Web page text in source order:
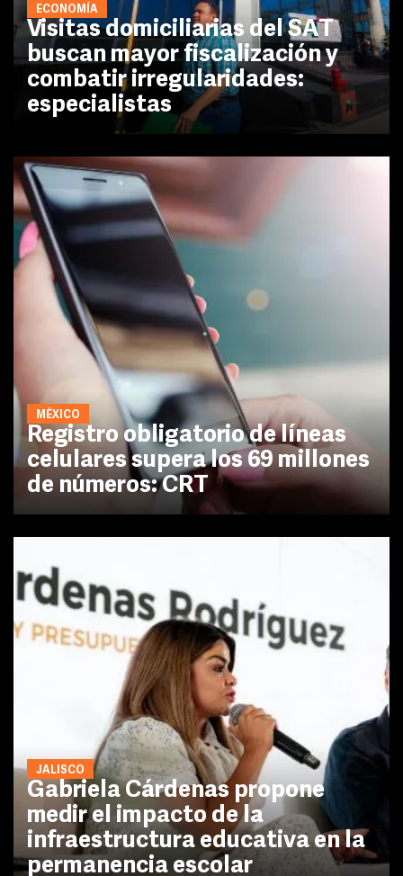
ECONOMÍA
Visitas domiciliarias del SAT
buscan mayor fiscalización y
combatir irregularidades:
especialistas
MÉXICO
Registro obligatorio de líneas
celulares supera los 69 millones
de números: CRT
JALISCO
Gabriela Cárdenas propone
medir el impacto de la
infraestructura educativa en la
permanencia escolar